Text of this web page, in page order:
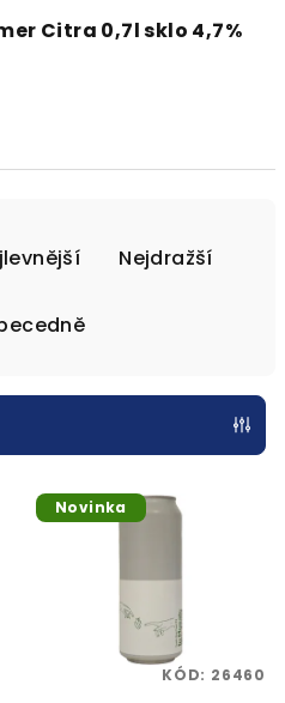
Citra 0,7l sklo 4,7%
Nejdražší
Novinka
KÓD: 26460